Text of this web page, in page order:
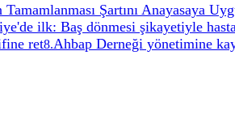
Şartını Anayasaya
ilk: Baş dönmesi şikayetiyle
ret8.Ahbap Derneği yönetimine